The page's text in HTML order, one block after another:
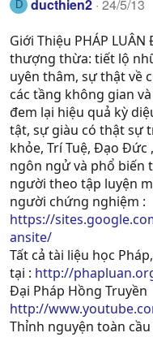
D ducthien2 24/5/13
Giới Thiệu PHÁP
thượng thừa: tiết lộ
uyên thâm, sự thật về
các tầng không gian
đem lại hiệu quả kỳ
tật, sự giàu có thật sự
khỏe, Trí Tuệ, Ðạo
ngôn ngử và phổ biến
người theo tập luyện
người chứng nghiệm :
https://
ansite/
Tất cả tài liệu học
tại : http://
Đại Pháp Hồng Truyền
http://
Thỉnh nguyện toàn cầu